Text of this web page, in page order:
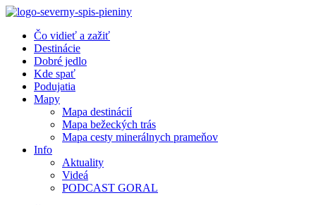
Preskočiť
obsah
Čo vidieť a zažiť
Destinácie
Dobré jedlo
Kde spať
Podujatia
Mapy
Mapa destinácií
Mapa bežeckých trás
Mapa cesty minerálnych prameňov
Info
Aktuality
Videá
PODCAST GORAL